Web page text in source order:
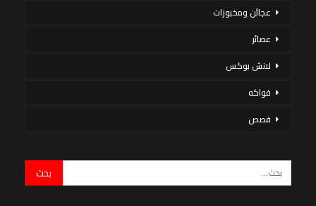
عجائن ومخبوزات
عصائر
لانش بوكس
فواكه
قصص